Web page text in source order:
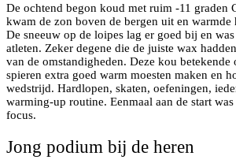
De ochtend begon koud met ruim -11 graden
kwam de zon boven de bergen uit en warmde
De sneeuw op de loipes lag er goed bij en
atleten. Zeker degene die de juiste wax
van de omstandigheden. Deze kou betekende
spieren extra goed warm moesten maken en
wedstrijd. Hardlopen, skaten, oefeningen,
warming-up routine. Eenmaal aan de start
focus.
Jong podium bij de heren